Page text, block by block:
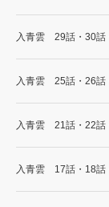
入青雲 29話・30話
入青雲 25話・26話
入青雲 21話・22話
入青雲 17話・18話